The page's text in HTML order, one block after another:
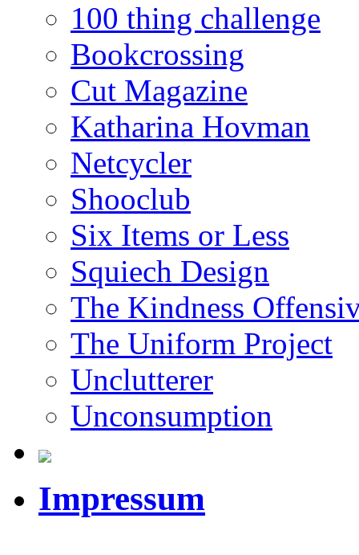
100 thing challenge
Bookcrossing
Cut Magazine
Katharina Hovman
Netcycler
Shooclub
Six Items or Less
Squiech Design
The Kindness
The Uniform Project
Unclutterer
Unconsumption
Impressum